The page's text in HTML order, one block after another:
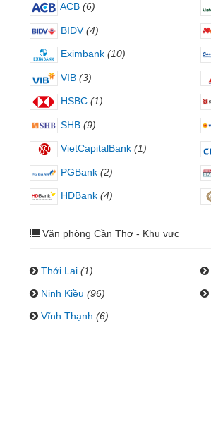
ACB (6)
BIDV (4)
Eximbank (10)
VIB (3)
HSBC (1)
SHB (9)
VietCapitalBank (1)
PGBank (2)
HDBank (4)
Văn phòng Cần Thơ - Khu vực
Thới Lai (1)
Ninh Kiều (96)
Vĩnh Thạnh (6)